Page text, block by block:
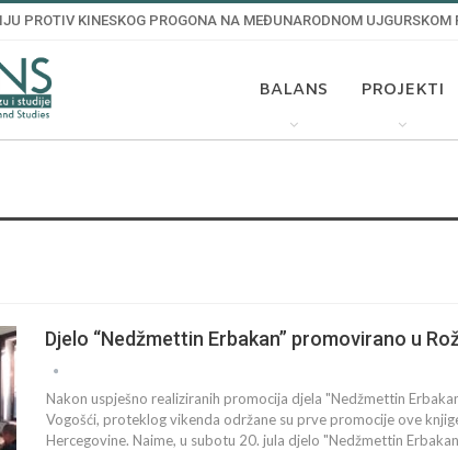
PROTIV KINESKOG PROGONA NA MEĐUNARODNOM UJGURSKOM
BALANS PROJEKTI
Djelo “Nedžmettin Erbakan” promovirano u
Nakon uspješno realiziranih promocija djela "Nedžmettin
Vogošći, proteklog vikenda održane su prve promocije ove
Hercegovine. Naime, u subotu 20. jula djelo "Nedžmettin